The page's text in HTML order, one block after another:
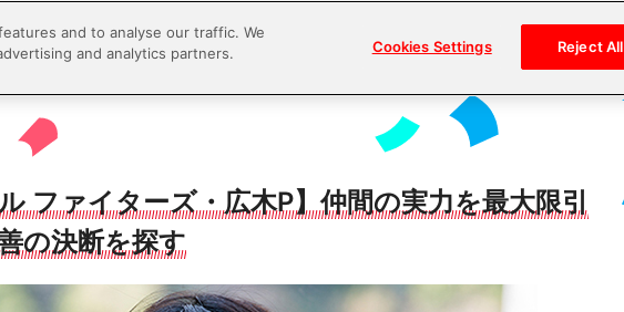
ファイターズ・広木P】仲間の実力を最大限引
の決断を探す
and to analyse our traffic. We
and analytics partners.
Cookies Settings Reject All